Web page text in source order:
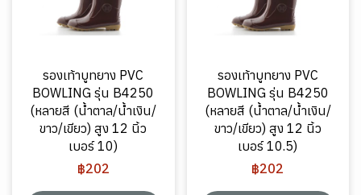
รองเท้าบูทยาง PVC
BOWLING รุ่น B4250
(หลายสี (น้ำตาล/น้ำเงิน/
ขาว/เขียว) สูง 12 นิ้ว
เบอร์ 10)
฿202
รองเท้าบูทยาง PVC
BOWLING รุ่น B4250
(หลายสี (น้ำตาล/น้ำเงิน/
ขาว/เขียว) สูง 12 นิ้ว
เบอร์ 10.5)
฿202